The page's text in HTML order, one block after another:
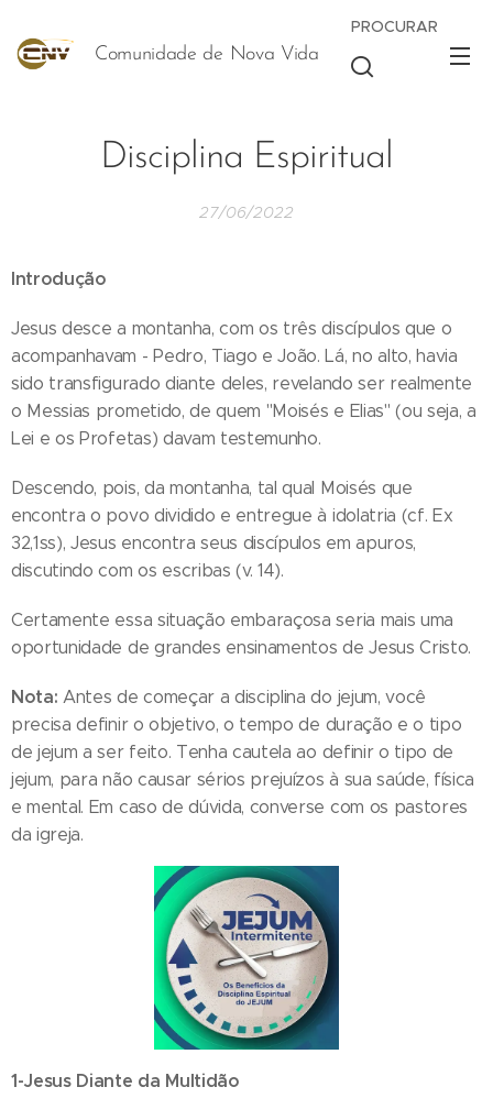
Comunidade de Nova Vida
PROCURAR
Disciplina Espiritual
27/06/2022
Introdução
Jesus desce a montanha, com os três discípulos que o
acompanhavam - Pedro, Tiago e João. Lá, no alto, havia
sido transfigurado diante deles, revelando ser realmente
o Messias prometido, de quem "Moisés e Elias" (ou seja, a
Lei e os Profetas) davam testemunho.
Descendo, pois, da montanha, tal qual Moisés que
encontra o povo dividido e entregue à idolatria (cf. Ex
32,1ss), Jesus encontra seus discípulos em apuros,
discutindo com os escribas (v. 14).
Certamente essa situação embaraçosa seria mais uma
oportunidade de grandes ensinamentos de Jesus Cristo.
Nota: Antes de começar a disciplina do jejum, você
precisa definir o objetivo, o tempo de duração e o tipo
de jejum a ser feito. Tenha cautela ao definir o tipo de
jejum, para não causar sérios prejuízos à sua saúde, física
e mental. Em caso de dúvida, converse com os pastores
da igreja.
1-Jesus Diante da Multidão